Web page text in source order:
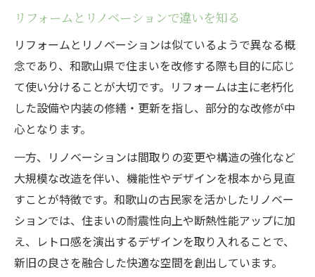
リフォームとリノベーションで違いを知る
リフォームとリノベーションは似ているようで異なる概
念であり、和歌山県で住まいを改修する際も目的に応じ
て使い分けることが大切です。リフォームは主に老朽化
した設備や内装の修繕・更新を指し、部分的な改修が中
心となります。
一方、リノベーションは間取りの変更や構造の強化など
大規模な改造を伴い、機能性やデザインを根本から見直
すことが特徴です。和歌山の古民家を活かしたリノベー
ションでは、住まいの耐震性向上や断熱性能アップに加
え、レトロ感を演出するデザインを取り入れることで、
新旧の良さを融合した快適な空間を創出しています。